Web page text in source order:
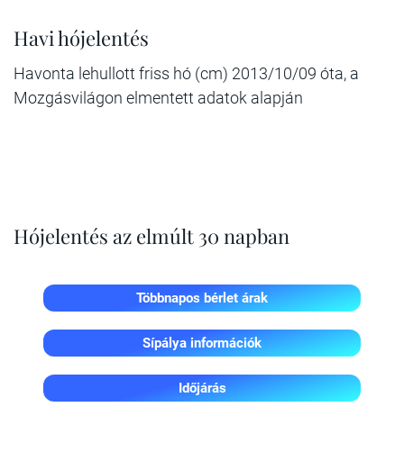
Havi hójelentés
Havonta lehullott friss hó (cm) 2013/10/09 óta, a
Mozgásvilágon elmentett adatok alapján
Hójelentés az elmúlt 30 napban
Többnapos bérlet árak
Sípálya információk
Időjárás